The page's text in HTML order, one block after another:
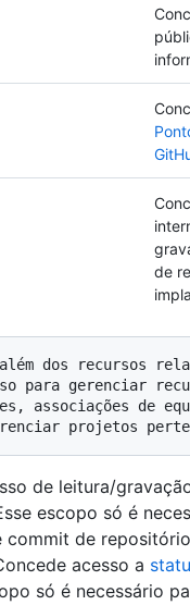
de
para gerenciar
de
de leitura/
escopo só é
commit de
acesso a
só é necessário